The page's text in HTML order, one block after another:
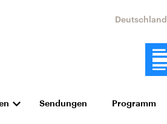
Sendungen Programm